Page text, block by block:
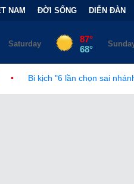
NAM ĐỜI SỐNG DIỄN ĐÀN
sai nhánh công nghệ" của